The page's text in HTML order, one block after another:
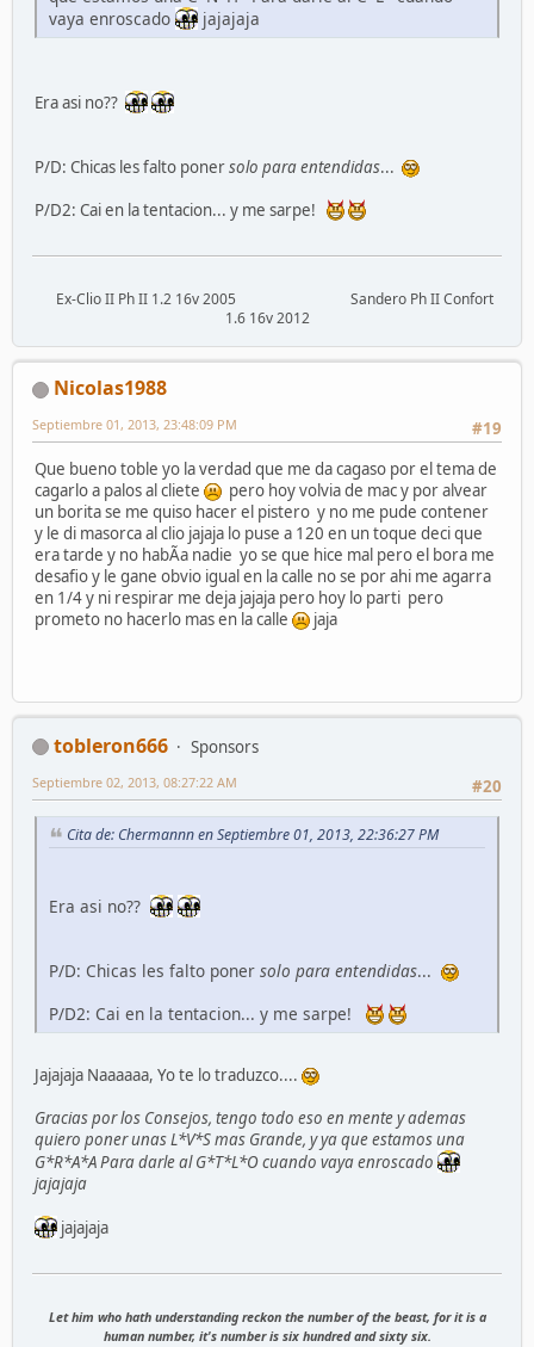
vaya enroscado
jajajaja
Era asi no??
P/D: Chicas les falto ponersolo para entendidas...
P/D2: Cai en la tentacion... y me sarpe!
Ex-Clio II Ph II 1.2 16v 2005 Sandero Ph II Confort
1.6 16v 2012
Nicolas1988
#19
Septiembre 01, 2013, 23:48:09 PM
Que bueno toble yo la verdad que me da cagaso por el tema de
cagarlo a palos al cliete
pero hoy volvia de mac y por alvear
un borita se me quiso hacer el pistero y no me pude contener
y le di masorca al clio jajaja lo puse a 120 en un toque deci que
era tarde y no habÃ­a nadie yo se que hice mal pero el bora me
desafio y le gane obvio igual en la calle no se por ahi me agarra
en 1/4 y ni respirar me deja jajaja pero hoy lo parti pero
prometo no hacerlo mas en la calle
jaja
tobleron666
Sponsors
#20
Septiembre 02, 2013, 08:27:22 AM
Cita de: Chermannn en Septiembre 01, 2013, 22:36:27 PM
Era asi no??
P/D: Chicas les falto poner solo para entendidas...
P/D2: Cai en la tentacion... y me sarpe!
Jajajaja Naaaaaa, Yo te lo traduzco....
Gracias por los Consejos, tengo todo eso en mente y ademas
quiero poner unas L*V*S mas Grande, y ya que estamos una
G*R*A*A Para darle al G*T*L*O cuando vaya enroscado
jajajaja
jajajaja
Let him who hath understanding reckon the number of the beast, for it is a
human number, it's number is six hundred and sixty six.